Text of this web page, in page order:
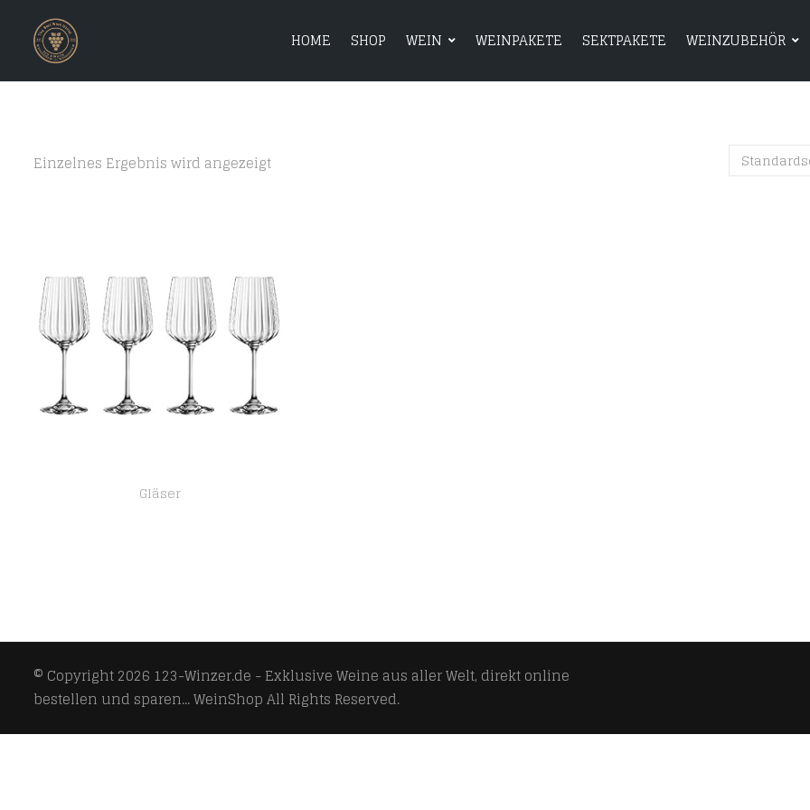
HOME SHOP WEIN WEINPAKETE SEKTPAKETE WEINZUBEHÖR
HOME SHOP WEIN WEINPAKETE
Einzelnes Ergebnis wird angezeigt
Gläser
© Copyright 2026 123-Winzer.de - Exklusive Weine aus aller Welt, direkt online
bestellen und sparen... WeinShopAll Rights Reserved.